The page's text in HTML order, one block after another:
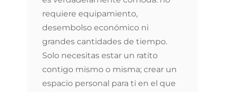
requiere equipamiento,
desembolso económico ni
grandes cantidades de tiempo.
Solo necesitas estar un ratito
contigo mismo o misma; crear un
espacio personal para ti en el que